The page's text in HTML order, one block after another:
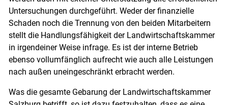
Untersuchungen durchgeführt. Weder der finanzielle
Schaden noch die Trennung von den beiden Mitarbeitern
stellt die Handlungsfähigkeit der Landwirtschaftskammer
in irgendeiner Weise infrage. Es ist der interne Betrieb
ebenso vollumfänglich aufrecht wie auch alle Leistungen
nach außen uneingeschränkt erbracht werden.
Was die gesamte Gebarung der Landwirtschaftskammer